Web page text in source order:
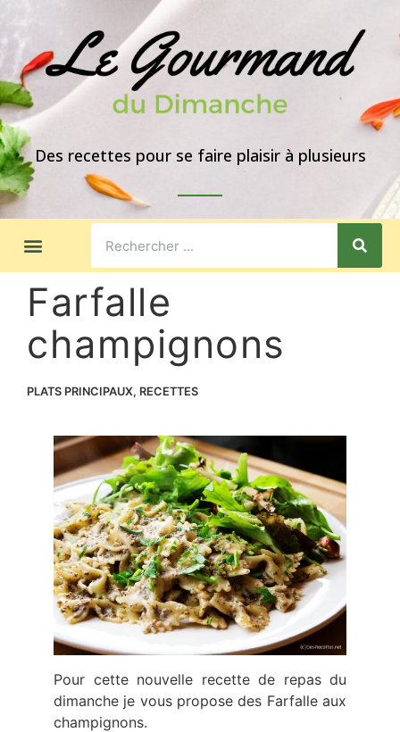
Des recettes pour se faire plaisir à plusieurs
Farfalle
champignons
PLATS PRINCIPAUX, RECETTES
Pour cette nouvelle recette de repas du
dimanche je vous propose des Farfalle aux
champignons.